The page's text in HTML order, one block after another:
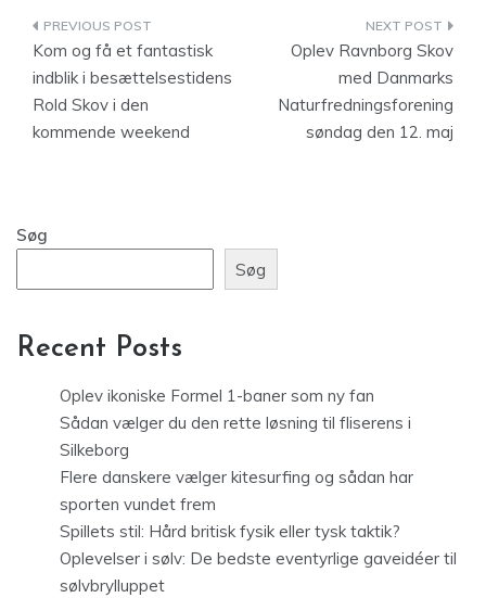
Indlægsnavigation
Kom og få et fantastisk
indblik i besættelsestidens
Rold Skov i den
kommende weekend
Oplev Ravnborg Skov
med Danmarks
Naturfredningsforening
søndag den 12. maj
Søg
Søg
Recent Posts
Oplev ikoniske Formel 1-baner som ny fan
Sådan vælger du den rette løsning til fliserens i
Silkeborg
Flere danskere vælger kitesurfing og sådan har
sporten vundet frem
Spillets stil: Hård britisk fysik eller tysk taktik?
Oplevelser i sølv: De bedste eventyrlige gaveidéer til
sølvbrylluppet